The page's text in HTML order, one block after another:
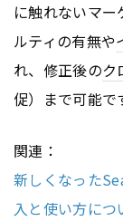
に触れないマ
ルティの有無や
れ、修正後のク
促）まで可能で
関連：
新しくなった
入と使い方につ